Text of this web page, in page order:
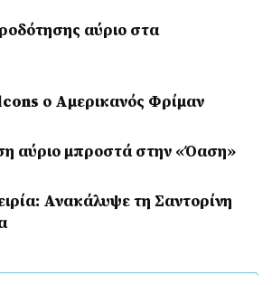
αύριο στα
ο Αμερικανός Φρίμαν
αύριο μπροστά στην «Όαση»
Ανακάλυψε τη Σαντορίνη